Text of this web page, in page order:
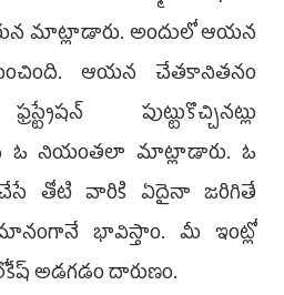
మాట్లాడారు. అందులో ఆయన
ఆయన చేతకానితనం
పుట్టుకొచ్చినట్లు
ఓ నియంతలా మాట్లాడారు. ఓ
తోటి వారికి ఏదైనా జరిగితే
భావిస్తాం. మీ ఇంట్లో
అడగడం దారుణం.